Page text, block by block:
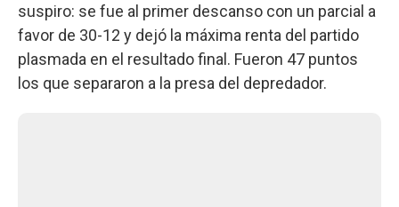
suspiro: se fue al primer descanso con un parcial a
favor de 30-12 y dejó la máxima renta del partido
plasmada en el resultado final. Fueron 47 puntos
los que separaron a la presa del depredador.